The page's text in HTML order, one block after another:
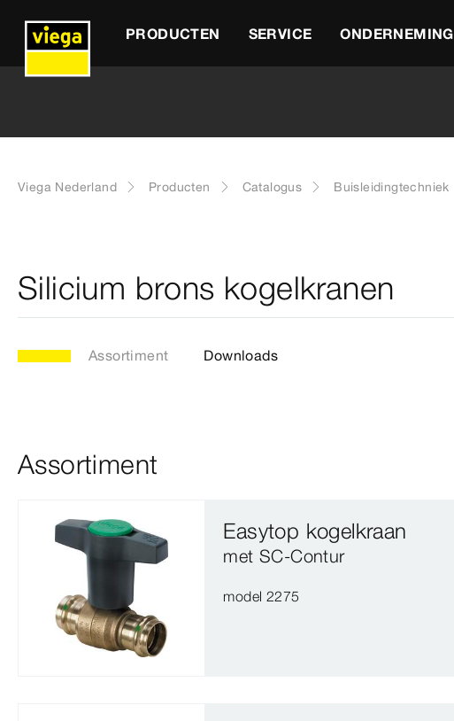
PRODUCTEN SERVICE ONDERNEMING
Viega Nederland Producten Catalogus Buisleidingtechniek
Silicium brons kogelkranen
Assortiment Downloads
Assortiment
Easytop kogelkraan
met SC‑Contur
model 2275